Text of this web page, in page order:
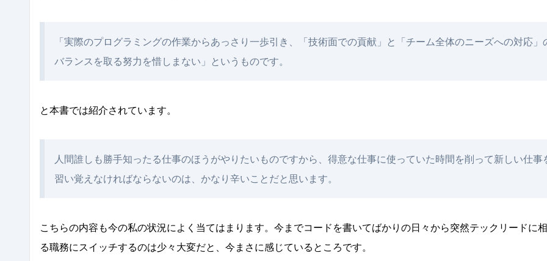
「実際のプログラミングの作業からあっさり一歩引き、「技術面での貢献」と「チーム全体のニーズへの対応」
バランスを取る努力を惜しまない」というものです。
と本書では紹介されています。
人間誰しも勝手知ったる仕事のほうがやりたいものですから、得意な仕事に使っていた時間を削って新しい仕事
習い覚えなければならないのは、かなり辛いことだと思います。
こちらの内容も今の私の状況によく当てはまります。今までコードを書いてばかりの日々から突然テックリードに
る職務にスイッチするのは少々大変だと、今まさに感じているところです。